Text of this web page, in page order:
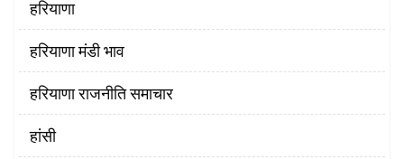
हरियाणा
हरियाणा मंडी भाव
हरियाणा राजनीति समाचार
हांसी